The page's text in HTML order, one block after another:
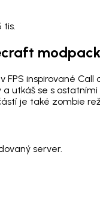
tis.
modpack
inspirované
utkáš se s
je také zombie
server.